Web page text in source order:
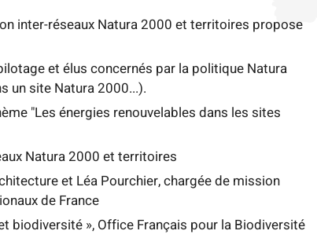
inter-réseaux Natura 2000 et territoires propose
et élus concernés par la politique Natura
un site Natura 2000...).
"Les énergies renouvelables dans les sites
Natura 2000 et territoires
et Léa Pourchier, chargée de mission
de France
biodiversité », Office Français pour la Biodiversité